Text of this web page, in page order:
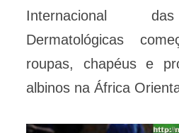
Internacional
Dermatológicas
roupas, chapéus e
albinos na África